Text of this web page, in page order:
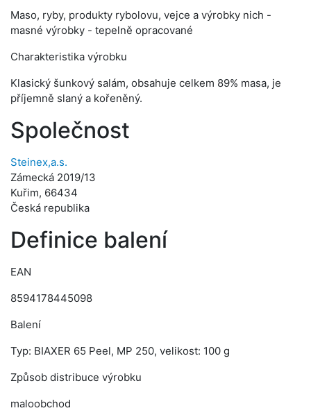
Maso, ryby, produkty rybolovu, vejce a výrobky nich -
masné výrobky - tepelně opracované
Charakteristika výrobku
Klasický šunkový salám, obsahuje celkem 89% masa, je
příjemně slaný a kořeněný.
Společnost
Steinex,a.s.
Zámecká 2019/13
Kuřim, 66434
Česká republika
Definice balení
EAN
8594178445098
Balení
Typ: BIAXER 65 Peel, MP 250, velikost: 100 g
Způsob distribuce výrobku
maloobchod